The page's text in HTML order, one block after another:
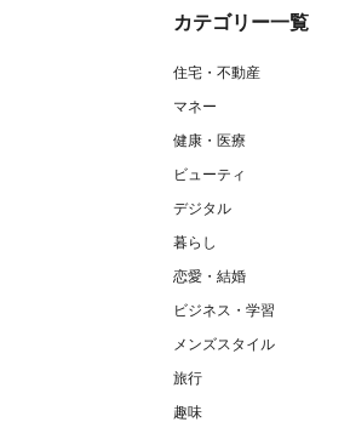
カテゴリー一覧
住宅・不動産
マネー
健康・医療
ビューティ
デジタル
暮らし
恋愛・結婚
ビジネス・学習
メンズスタイル
旅行
趣味